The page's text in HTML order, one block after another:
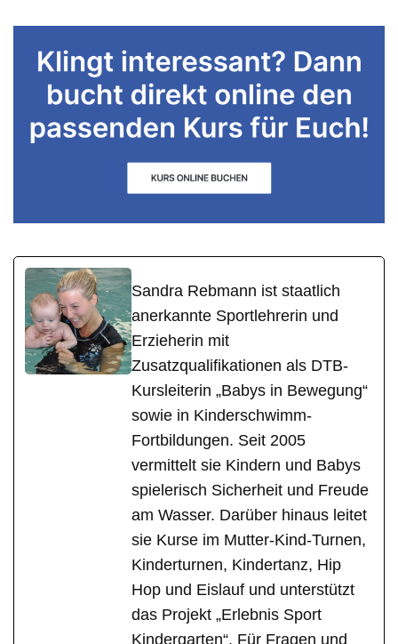
Sandra Rebmann ist staatlich
anerkannte Sportlehrerin und
Erzieherin mit
Zusatzqualifikationen als DTB-
Kursleiterin „Babys in Bewegung“
sowie in Kinderschwimm-
Fortbildungen. Seit 2005
vermittelt sie Kindern und Babys
spielerisch Sicherheit und Freude
am Wasser. Darüber hinaus leitet
sie Kurse im Mutter-Kind-Turnen,
Kinderturnen, Kindertanz, Hip
Hop und Eislauf und unterstützt
das Projekt „Erlebnis Sport
Kindergarten“. Für Fragen und